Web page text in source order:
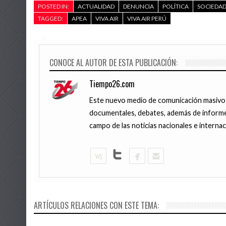
POSTED IN: ACTUALIDAD DENUNCIA POLÍTICA
SOCIEDAD
TAGGED:
APEA VIVA AIR VIVA AIR PERÚ
CONOCE AL AUTOR DE ESTA PUBLICACIÓN:
Tiempo26.com
Este nuevo medio de comunicación
documentales, debates, además de
campo de las noticias nacionales e
ARTÍCULOS RELACIONES CON ESTE TEMA:
1 MAYO, 2017
botó del
26 ABRIL,
en